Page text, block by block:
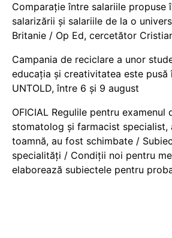
Comparație între salariile propuse
salarizării și salariile de la o
Britanie / Op Ed, cercetător
Campania de reciclare a unor
educația și creativitatea este pusă
UNTOLD, între 6 și 9 august
OFICIAL Regulile pentru examenul
stomatolog și farmacist specialist,
toamnă, au fost schimbate /
specialități / Condiții noi pentru
elaborează subiectele pentru